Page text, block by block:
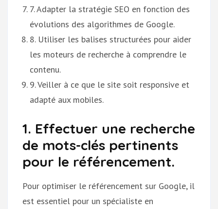
7. Adapter la stratégie SEO en fonction des
évolutions des algorithmes de Google.
8. Utiliser les balises structurées pour aider
les moteurs de recherche à comprendre le
contenu.
9. Veiller à ce que le site soit responsive et
adapté aux mobiles.
1. Effectuer une recherche
de mots-clés pertinents
pour le référencement.
Pour optimiser le référencement sur Google, il
est essentiel pour un spécialiste en